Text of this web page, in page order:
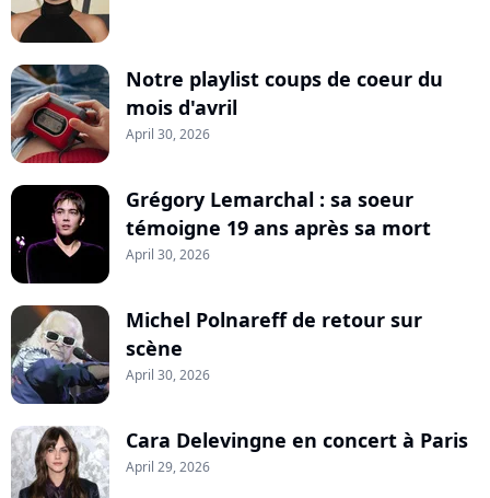
Notre playlist coups de coeur du
mois d'avril
April 30, 2026
Grégory Lemarchal : sa soeur
témoigne 19 ans après sa mort
April 30, 2026
Michel Polnareff de retour sur
scène
April 30, 2026
Cara Delevingne en concert à Paris
April 29, 2026